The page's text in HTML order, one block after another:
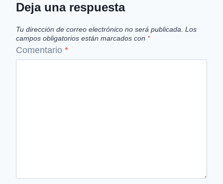
Deja una respuesta
Tu dirección de correo electrónico no será publicada. Los
campos obligatorios están marcados con *
Comentario *